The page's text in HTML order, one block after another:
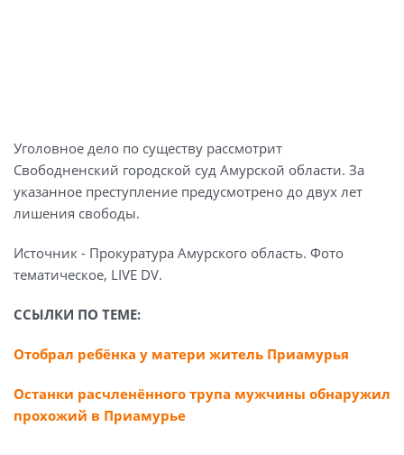
Уголовное дело по существу рассмотрит
Свободненский городской суд Амурской области. За
указанное преступление предусмотрено до двух лет
лишения свободы.
Источник - Прокуратура Амурского область. Фото
тематическое, LIVE DV.
ССЫЛКИ ПО ТЕМЕ:
Отобрал ребёнка у матери житель Приамурья
Останки расчленённого трупа мужчины обнаружил
прохожий в Приамурье